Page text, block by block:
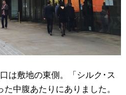
は敷地の東側。「シルク･ス
た中腹あたりにありました。